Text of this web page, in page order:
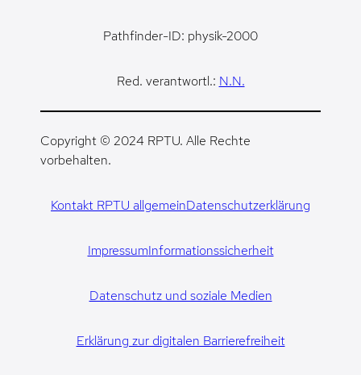
Pathfinder-ID: physik-2000
Red. verantwortl.: N.N.
Copyright © 2024 RPTU. Alle Rechte
vorbehalten.
Kontakt RPTU allgemeinDatenschutzerklärung
ImpressumInformationssicherheit
Datenschutz und soziale Medien
Erklärung zur digitalen Barrierefreiheit